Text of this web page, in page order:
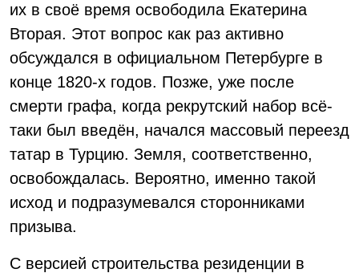
их в своё время освободила Екатерина
Вторая. Этот вопрос как раз активно
обсуждался в официальном Петербурге в
конце 1820-х годов. Позже, уже после
смерти графа, когда рекрутский набор всё-
таки был введён, начался массовый переезд
татар в Турцию. Земля, соответственно,
освобождалась. Вероятно, именно такой
исход и подразумевался сторонниками
призыва.
С версией строительства резиденции в